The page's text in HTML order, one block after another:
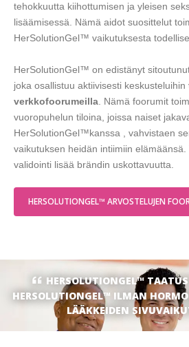
tehokkuutta kiihottumisen ja yleisen
lisäämisessä. Nämä aidot suosittelut
HerSolutionGel™ vaikutuksesta
HerSolutionGel™ on edistänyt
joka osallistuu aktiivisesti keskusteluihin
verkkofoorumeilla . Nämä foorumit
vuoropuhelun tiloina, joissa naiset
HerSolutionGel™kanssa , vahvistaen
vaikutuksen heidän intiimiin
validointi lisää brändin uskottavuutta.
HERSOLUTIONGEL™ ARVOSTELUJEN
HERSOLUTIONGEL™
HERSOLUTIONGEL™ ILMAN
LÄÄKKEIDEN